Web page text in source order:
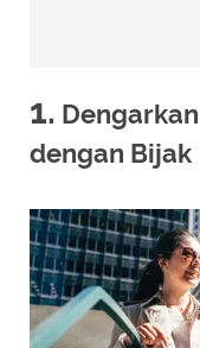
1.
dengan Bijak